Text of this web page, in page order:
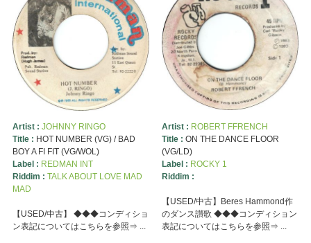
Artist : JOHNNY RINGO
Title : HOT NUMBER (VG) / BAD
BOY A FI FIT (VG/WOL)
Label : REDMAN INT
Riddim : TALK ABOUT LOVE MAD
MAD
【USED/中古】 ◆◆◆コンディショ
ン表記についてはこちらを参照⇒ ...
Artist : ROBERT FFRENCH
Title : ON THE DANCE FLOOR
(VG/LD)
Label : ROCKY 1
Riddim :
【USED/中古】Beres Hammond作
のダンス讃歌 ◆◆◆コンディション
表記についてはこちらを参照⇒ ...